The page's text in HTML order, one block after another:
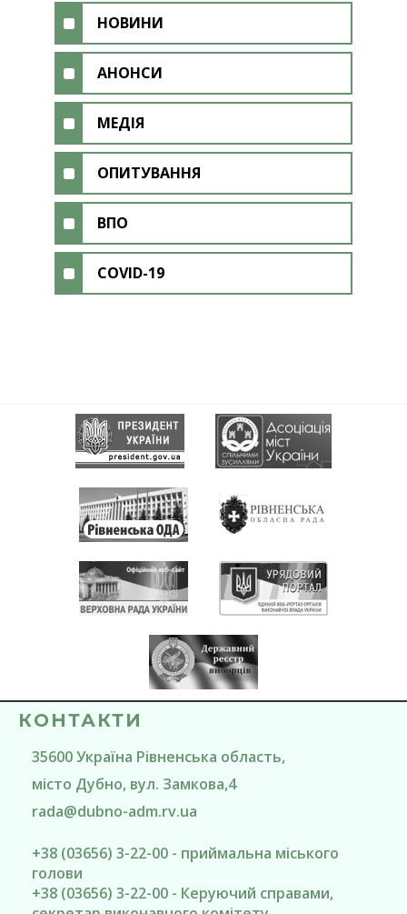
НОВИНИ
АНОНСИ
МЕДІЯ
ОПИТУВАННЯ
ВПО
COVID-19
КОНТАКТИ
35600Україна Рівненська область,
місто Дубно, вул. Замкова,4
rada@dubno-adm.rv.ua
+38 (03656) 3-22-00 - приймальна міського
голови
+38 (03656) 3-22-00 - Керуючий справами,